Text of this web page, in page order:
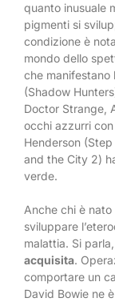
quanto inusuale
pigmenti si
condizione è
mondo dello
che manifestano
(Shadow
Doctor Strange,
occhi azzurri
Henderson
and the City 2)
verde.
Anche chi è
sviluppare
malattia. Si
acquisita.
comportare un
David Bowie ne